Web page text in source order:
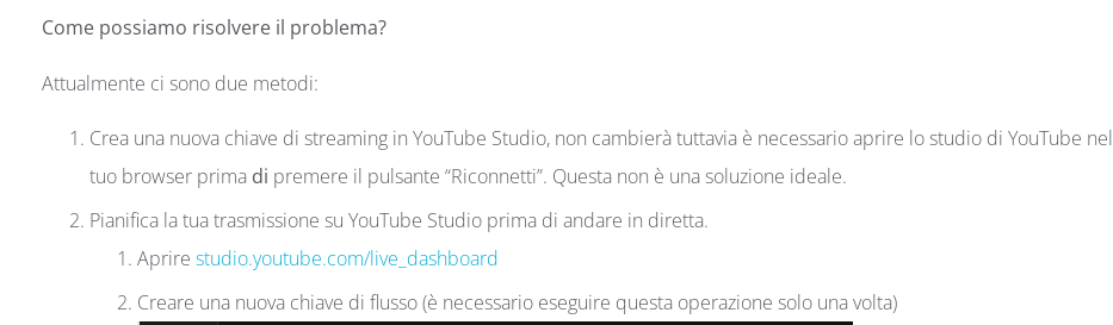
Come possiamo risolvere il problema?
Attualmente ci sono due metodi:
Crea una nuova chiave di streaming in YouTube Studio, non cambierà tuttavia è necessario aprire lo studio di YouTube nel
tuo browser prima di premere il pulsante “Riconnetti”. Questa non è una soluzione ideale.
Pianifica la tua trasmissione su YouTube Studio prima di andare in diretta.
Aprire studio.youtube.com/live_dashboard
Creare una nuova chiave di flusso (è necessario eseguire questa operazione solo una volta)